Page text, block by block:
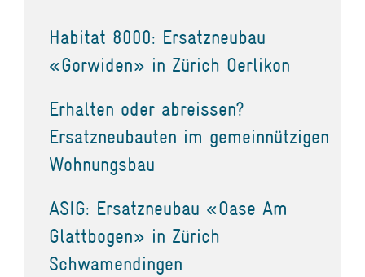
Habitat 8000: Ersatzneubau
«Gorwiden» in Zürich Oerlikon
Erhalten oder abreissen?
Ersatzneubauten im gemeinnützigen
Wohnungsbau
ASIG: Ersatzneubau «Oase Am
Glattbogen» in Zürich
Schwamendingen